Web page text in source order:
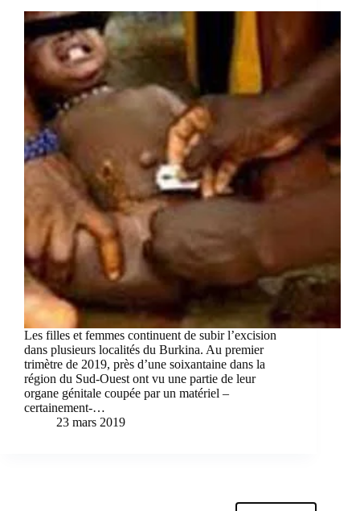
Les filles et femmes continuent de subir l’excision
dans plusieurs localités du Burkina. Au premier
trimètre de 2019, près d’une soixantaine dans la
région du Sud-Ouest ont vu une partie de leur
organe génitale coupée par un matériel –
certainement-…
23 mars 2019